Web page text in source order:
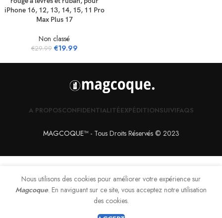
iPhone 16, 12, 13, 14, 15, 11 Pro
Max Plus 17
Non classé
€29.99 €19.99
A PROPOSCONFIDENTIALITÉEXPÉDITIONSUIVIFAQS
MAGCOQUE™- Tous Droits Réservés © 2023
Nous utilisons des cookies pour améliorer votre expérience sur
Magcoque. En naviguant sur ce site, vous acceptez notre utilisation
des cookies.